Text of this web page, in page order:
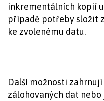
inkrementálních kopií
případě potřeby složit
ke zvolenému datu.
Další možnosti
zálohovaných dat